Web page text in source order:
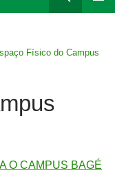
Físico do Campus
O CAMPUS BAGÉ